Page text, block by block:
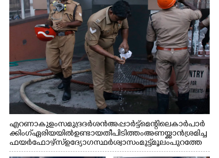
എറണാകുളം സമുദ്ര ദർശൻ അപ്പാർട്ട്മെന്റിലെ കാർ പാർ
ക്കിംഗ് ഏരിയയിൽ ഉണ്ടായ തീപിടിത്തം അണയ്ക്കാൻ ശ്രമിച്ച
ഫയർഫോഴ്സ് ഉദ്യോഗസ്ഥർ ശ്വാസം മുട്ട് മൂലം പുറത്തേ
ക്കിറങ്ങി മുഖം കഴുകുന്നു